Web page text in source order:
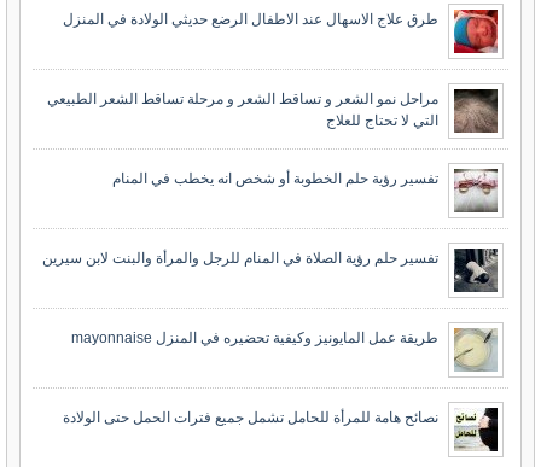
طرق علاج الاسهال عند الاطفال الرضع حديثي الولادة في المنزل
مراحل نمو الشعر و تساقط الشعر و مرحلة تساقط الشعر الطبيعي
التي لا تحتاج للعلاج
تفسير رؤية حلم الخطوبة أو شخص انه يخطب في المنام
تفسير حلم رؤية الصلاة في المنام للرجل والمرأة والبنت لابن سيرين
طريقة عمل المايونيز وكيفية تحضيره في المنزل mayonnaise
نصائح هامة للمرأة للحامل تشمل جميع فترات الحمل حتى الولادة